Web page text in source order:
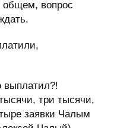
общем, вопрос
выплатил?!
три тысячи,
заявки Чалым